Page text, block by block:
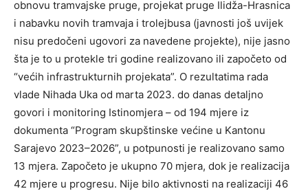
obnovu tramvajske pruge, projekat pruge Ilidža-Hrasnica
i nabavku novih tramvaja i trolejbusa (javnosti još uvijek
nisu predočeni ugovori za navedene projekte), nije jasno
šta je to u protekle tri godine realizovano ili započeto od
“većih infrastrukturnih projekata”. O rezultatima rada
vlade Nihada Uka od marta 2023. do danas detaljno
govori i monitoring Istinomjera – od 194 mjere iz
dokumenta “Program skupštinske većine u Kantonu
Sarajevo 2023–2026”, u potpunosti je realizovano samo
13 mjera. Započeto je ukupno 70 mjera, dok je realizacija
42 mjere u progresu. Nije bilo aktivnosti na realizaciji 46